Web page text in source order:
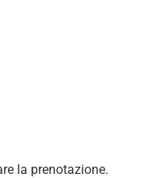
la prenotazione.